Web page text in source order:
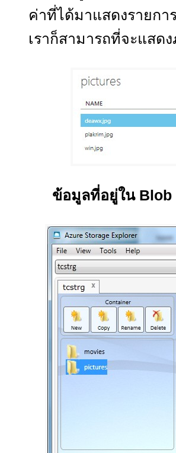
ค่าที่ได้มาแสดงรายก
เราก็สามารถที่จะแสด
ข้อมูลที่อยู่ใน Blob